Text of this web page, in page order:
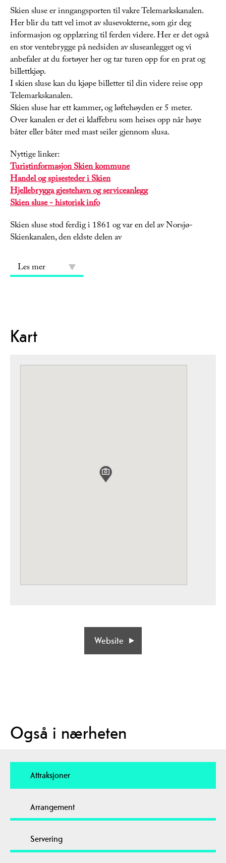
Skien sluse er inngangsporten til vakre Telemarkskanalen.
Her blir du tatt vel imot av slusevokterne, som gir deg
informasjon og opplæring til ferden videre. Her er det også
en stor ventebrygge på nedsiden av sluseanlegget og vi
anbefaler at du fortøyer her og tar turen opp for en prat og
billettkjøp.
I skien sluse kan du kjøpe billetter til din videre reise opp
Telemarkskanalen.
Skien sluse har ett kammer, og løftehøyden er 5 meter.
Over kanalen er det ei klaffebru som heises opp når høye
båter eller båter med mast seiler gjennom slusa.
Nyttige linker:
Turistinformasjon Skien kommune
Handel og spisesteder i Skien
Hjellebrygga gjestehavn og serviceanlegg
Skien sluse - historisk info
Skien sluse stod ferdig i 1861 og var en del av Norsjø-
Skienkanalen, den eldste delen av
Les mer
Kart
Website
Også i nærheten
Attraksjoner
Arrangement
Servering